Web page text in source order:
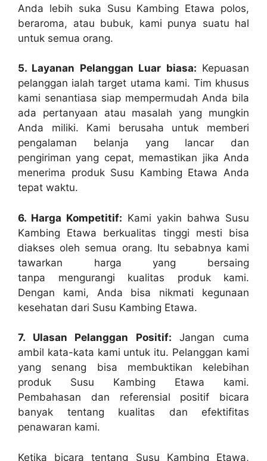
Anda lebih suka Susu Kambing Etawa polos,
beraroma, atau bubuk, kami punya suatu hal
untuk semua orang.
5. Layanan Pelanggan Luar biasa: Kepuasan
pelanggan ialah target utama kami. Tim khusus
kami senantiasa siap mempermudah Anda bila
ada pertanyaan atau masalah yang mungkin
Anda miliki. Kami berusaha untuk memberi
pengalaman belanja yang lancar dan
pengiriman yang cepat, memastikan jika Anda
menerima produk Susu Kambing Etawa Anda
tepat waktu.
6. Harga Kompetitif: Kami yakin bahwa Susu
Kambing Etawa berkualitas tinggi mesti bisa
diakses oleh semua orang. Itu sebabnya kami
tawarkan harga yang bersaing
tanpa mengurangi kualitas produk kami.
Dengan kami, Anda bisa nikmati kegunaan
kesehatan dari Susu Kambing Etawa.
7. Ulasan Pelanggan Positif: Jangan cuma
ambil kata-kata kami untuk itu. Pelanggan kami
yang senang bisa membuktikan kelebihan
produk Susu Kambing Etawa kami.
Pembahasan dan referensial positif bicara
banyak tentang kualitas dan efektifitas
penawaran kami.
Ketika bicara tentang Susu Kambing Etawa,